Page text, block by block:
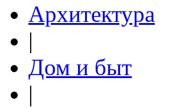
Архитектура
|
Дом и быт
|